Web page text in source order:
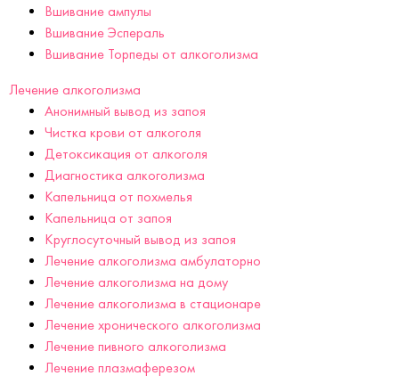
Вшивание ампулы
Вшивание Эспераль
Вшивание Торпеды от алкоголизма
Лечение алкоголизма
Анонимный вывод из запоя
Чистка крови от алкоголя
Детоксикация от алкоголя
Диагностика алкоголизма
Капельница от похмелья
Капельница от запоя
Круглосуточный вывод из запоя
Лечение алкоголизма амбулаторно
Лечение алкоголизма на дому
Лечение алкоголизма в стационаре
Лечение хронического алкоголизма
Лечение пивного алкоголизма
Лечение плазмаферезом